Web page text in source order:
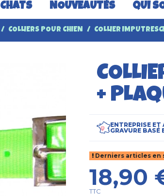
CHATS NOUVEAUTÉS QUI
COLLIERS POUR CHIEN COLLIER
+
ENTREPRISE ET
GRAVURE BASÉ
Derniers articles en
18,90
TTC